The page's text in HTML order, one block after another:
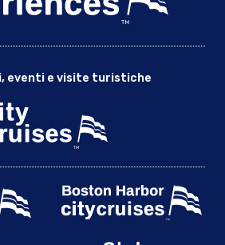
eventi e visite turistiche